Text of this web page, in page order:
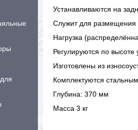
Устанавливаются на
Служит для размещения
Нагрузка
Регулируются по
Изготовлены из
Комплектуются
Глубина: 370 мм
Масса 3 кг